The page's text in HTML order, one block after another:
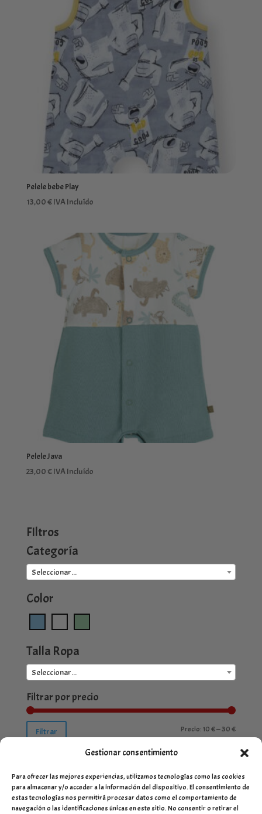
Gestionar consentimiento
Para ofrecer las mejores experiencias, utilizamos tecnologías como las cookies
para almacenar y/o acceder a la información del dispositivo. El consentimiento de
estas tecnologías nos permitirá procesar datos como el comportamiento de
navegación o las identificaciones únicas en este sitio. No consentir o retirar el
Pelele bebe Play
13,00€IVA Incluído
Pelele Java
23,00€IVA Incluído
FIltros
Categoría
Seleccionar...
Color
Talla Ropa
Seleccionar...
Filtrar por precio
Precio
Precio
Filtrar Precio:10 €—30 €